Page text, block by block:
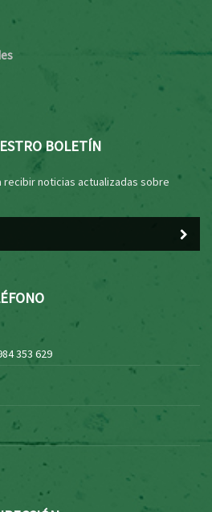
BOLETÍN
noticias actualizadas sobre
353 629